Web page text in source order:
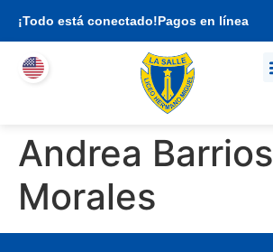
¡Todo está conectado!Pagos en línea
Andrea Barrios
Morales